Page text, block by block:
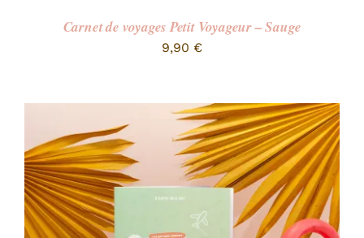
Carnet de voyages Petit Voyageur – Sauge
9,90 €